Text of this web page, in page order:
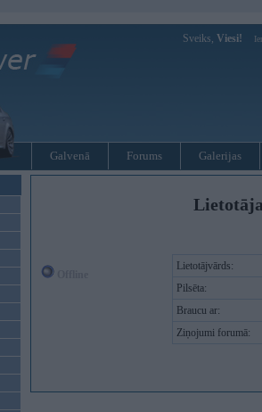
Sveiks, Viesi!
Galvenā Forums Galerijas
Lietotājvārds:
Pilsēta:
Braucu ar:
Ziņojumi forumā: